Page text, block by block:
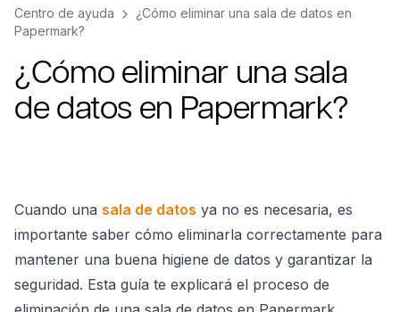
Centro de ayuda
¿Cómo eliminar una sala de datos en
Papermark?
¿Cómo eliminar una sala
de datos en Papermark?
Cuando una sala de datos ya no es necesaria, es
importante saber cómo eliminarla correctamente para
mantener una buena higiene de datos y garantizar la
seguridad. Esta guía te explicará el proceso de